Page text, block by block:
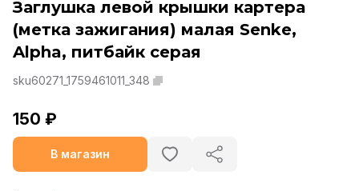
Заглушка левой крышки картера
(метка зажигания) малая Senke,
Alpha, питбайк серая
sku60271_1759461011_348
150 ₽
В магазин